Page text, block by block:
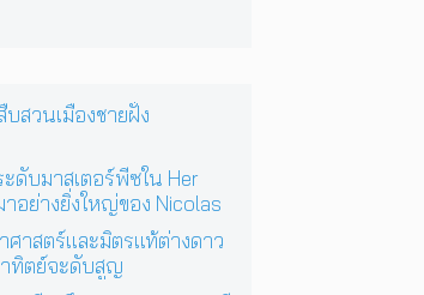
สวนเมืองชายฝั่ง
ดับมาสเตอร์พีซใน Her
อย่างยิ่งใหญ่ของ Nicolas
ศาสตร์และมิตรแท้ต่างดาว
ทิตย์จะดับสูญ